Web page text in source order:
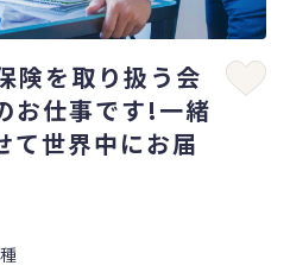
険を取り扱う会
お仕事です!一緒
て世界中にお届